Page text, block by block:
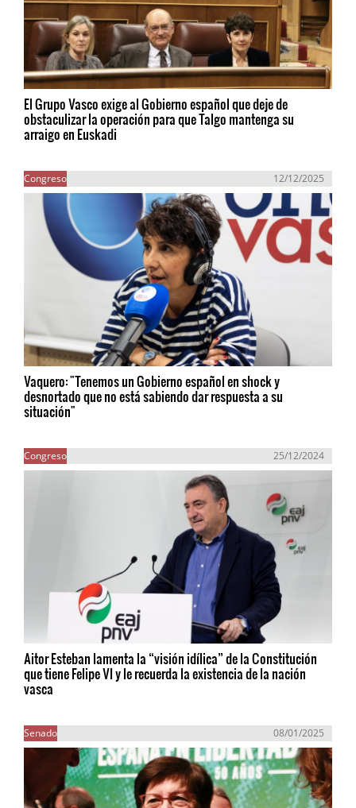
El Grupo Vasco exige al Gobierno español que deje de
obstaculizar la operación para que Talgo mantenga su
arraigo en Euskadi
Congreso 12/12/2025
Vaquero: "Tenemos un Gobierno español en shock y
desnortado que no está sabiendo dar respuesta a su
situación"
Congreso 25/12/2024
Aitor Esteban lamenta la “visión idílica” de la Constitución
que tiene Felipe VI y le recuerda la existencia de la nación
vasca
Senado 08/01/2025